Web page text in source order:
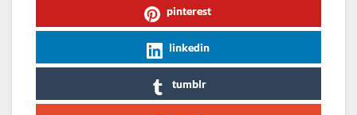
pinterest
linkedin
tumblr